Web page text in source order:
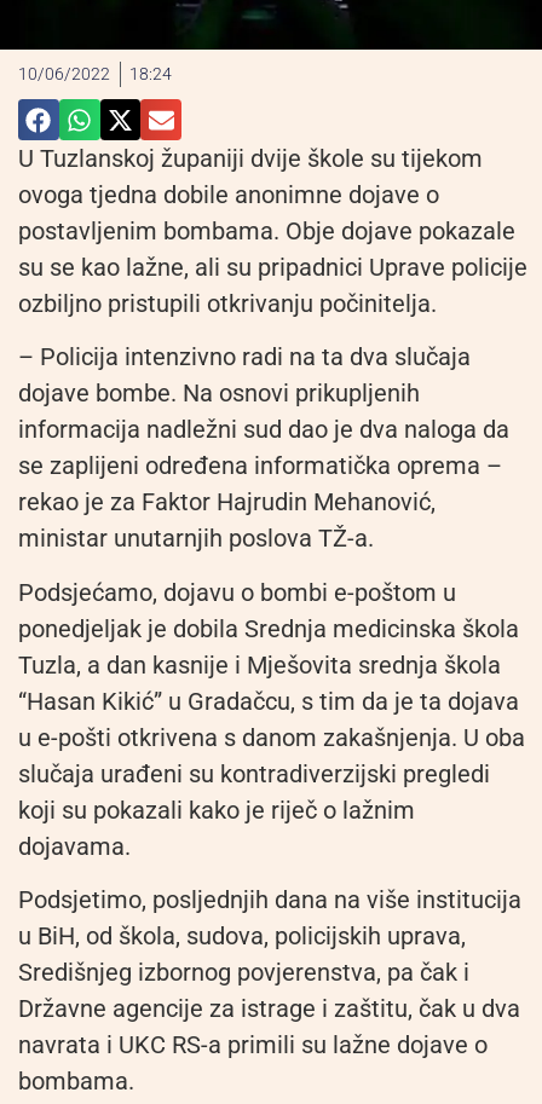
10/06/2022 18:24
U Tuzlanskoj županiji dvije škole su tijekom
ovoga tjedna dobile anonimne dojave o
postavljenim bombama. Obje dojave pokazale
su se kao lažne, ali su pripadnici Uprave policije
ozbiljno pristupili otkrivanju počinitelja.
– Policija intenzivno radi na ta dva slučaja
dojave bombe. Na osnovi prikupljenih
informacija nadležni sud dao je dva naloga da
se zaplijeni određena informatička oprema –
rekao je za Faktor Hajrudin Mehanović,
ministar unutarnjih poslova TŽ-a.
Podsjećamo, dojavu o bombi e-poštom u
ponedjeljak je dobila Srednja medicinska škola
Tuzla, a dan kasnije i Mješovita srednja škola
“Hasan Kikić” u Gradačcu, s tim da je ta dojava
u e-pošti otkrivena s danom zakašnjenja. U oba
slučaja urađeni su kontradiverzijski pregledi
koji su pokazali kako je riječ o lažnim
dojavama.
Podsjetimo, posljednjih dana na više institucija
u BiH, od škola, sudova, policijskih uprava,
Središnjeg izbornog povjerenstva, pa čak i
Državne agencije za istrage i zaštitu, čak u dva
navrata i UKC RS-a primili su lažne dojave o
bombama.